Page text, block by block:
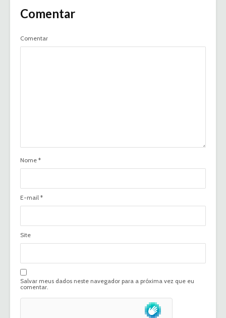
Comentar
Comentar
Nome *
E-mail *
Site
Salvar meus dados neste navegador para a próxima vez que eu
comentar.